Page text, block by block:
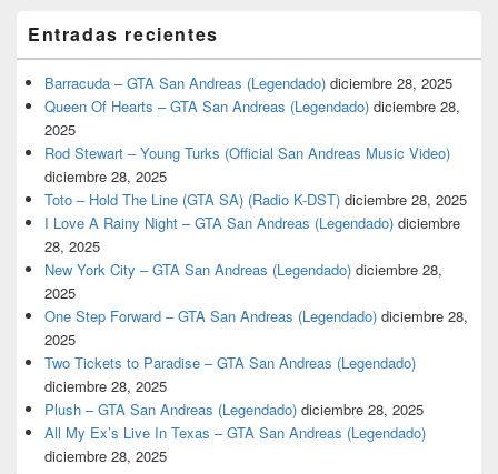
Entradas recientes
Barracuda – GTA San Andreas (Legendado) diciembre 28, 2025
Queen Of Hearts – GTA San Andreas (Legendado) diciembre 28,
2025
Rod Stewart – Young Turks (Official San Andreas Music Video)
diciembre 28, 2025
Toto – Hold The Line (GTA SA) (Radio K-DST) diciembre 28, 2025
I Love A Rainy Night – GTA San Andreas (Legendado) diciembre
28, 2025
New York City – GTA San Andreas (Legendado) diciembre 28,
2025
One Step Forward – GTA San Andreas (Legendado) diciembre 28,
2025
Two Tickets to Paradise – GTA San Andreas (Legendado)
diciembre 28, 2025
Plush – GTA San Andreas (Legendado) diciembre 28, 2025
All My Ex’s Live In Texas – GTA San Andreas (Legendado)
diciembre 28, 2025